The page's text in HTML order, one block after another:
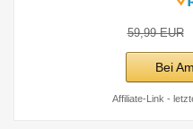
59,99 EUR
Bei
Affiliate-Link -